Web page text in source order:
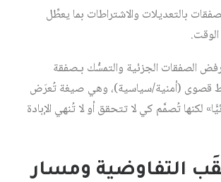
بالتعديلات والاشتراطات بما يعطِّل
رفض الصفقات الجزئية والتمسُّك بـصفقة
قصوى (أمنية/سياسية)، وهي صيغة تُعرَض
لكنها تُصمَّم كي لا تتحقق أو لا تُنهي الإبادة
التفاوضية ومسار